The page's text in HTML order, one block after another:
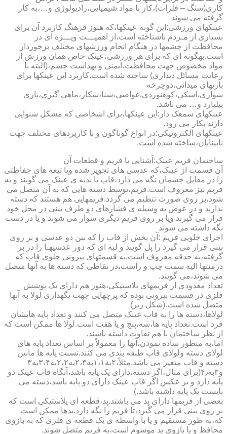
کاری(سنگ – فلزات)،کار با مواد شیمیایی،رادیولوژی و…،به کار
گرفته می شوند
عینکهای ورزشی:این گونه عینکها،که هنوز فرهنگ کاربرد آن برای
بسیاری از مـردم ناشناخته است،از اهمیـــت ویـــژه ای در
محافظت از چشمها در هنگام انجام ورزشهای مختلف برخوردار
است.به­گونه ای که برای هر ورزشی،عینک خاص همان ورزش از
مواد مخصوص جهت محافظت،ایمنی و بهداشت چشم،(البته با
رعایت مسائل دیداری) ساخته شده است.کاربرد این عینکها برای
بازیهای میدانی،دوچرخه
سواری،اسکی،کوهنوردی،غواصی،شنا،شکار،ماهی گیری،بازی
بیلیارد و… می باشد.
عینکهای سمعک دار:این عینکها،برای اشخاصی که مشکل شنوایی
دارند بکار می رود.
عینکهای الکترونیکی:در انواع گوناگون و با کاربردهای مختلف جهت
نابینایان،ساخته شده است.
ساختمان فریم عینک:آشنایی با فریم و قطعات آن
آن قسمت از عینک،که عدسی های تجویز شده ویا تیغه های حفاظتی
را در مقابل چشمان نگه می دارد،قاب یا بدنه ی عینک می گویند و به
فریم نیز معروف است.فریم،توسط دسته هایی که به آن متصل می
شود،بر روی صورت تنظیم می گردد.فریمهایی هم هستند که دسته
ندارند و در عوض به وسیله ی فشارهای دو طرف بینی در محل خود
قرار می گیرند ویا بر روی فریم دیگری سوار می شوند و یا در دست
نگه داشته می شوند
اجزای جلویی فریم :آن بخش از قاب را که بین دو عدسی و بر روی
بینی قرار می گیرد را پل گویند و لبه ای که دور عدسیهـا را در بر
گرفته،به حدقه معروف است.به قسمتهای بیرونی جلوی قاب که
درمنتها الیه سمت چپ و راست،در نقاطی که دسته ها به آنها متصل
می شوند،می گویند.
تعداد معدودی از فریمهای پلاستیکی،هنوز هم دارای یک پوشش
فلزی در قسمت بیرونی بوده که پرچهایی جهت نگهداری لولا به آنها
متصل شده است.(شکل زیر)
لولاها،دسته ها را به قاب عینک متصل می کنند و تعداد پایه هایشان
فرد است.تعداد پایه ها،سه،پنج و یا هفت است.لولا ها ممکن است که
از نظر ساختمان با هم تفاوت داشته باشند.
اما،به منظور ساده نمودن،آنها را معمولاً بر اساس تعداد پایه های
لولای دسته ولولای قاب طبقه بندی می کنند.نسبت پایه ها مابین
دسته و قاب متغیر می باشد.مثلاً،۲به۱،۱به۲،۳به۲،۲به۳،۴به۳
و۳به۴٫(برای مثال،اگر دسته،دارای یک پایه باشد،آنگاه قاب عینک دو
پایه دارد و بر عکس اگر قاب عینک دارای دو پایه باشد،دسته می
بایست یک پایه داشته باشد.)
بعضی از فریمها دارای پد می باشند.پد،قطعه ای پلاستیکی است که
بر روی بینی قرار می گیرد،تا فریم را نگه دارد.پدها ممکن است
که،به طور مستقیم و یا با واسطه ی یک قطعه ی فلزی که به بازوی
محافظ و یا بازوی پد موسوم است،به فریم متصل شوند.